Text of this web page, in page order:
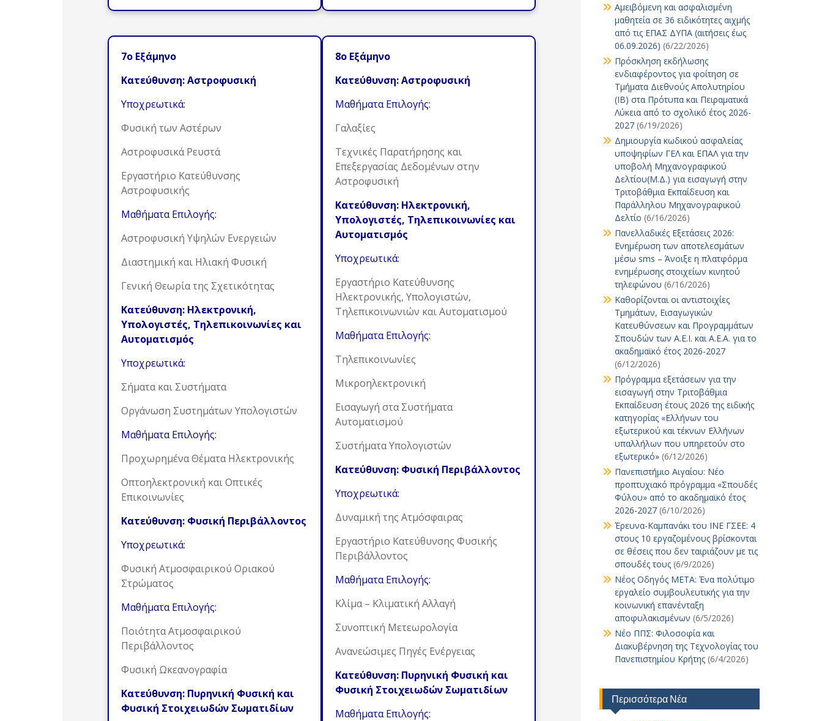
7ο Εξάμηνο
Κατεύθυνση: Αστροφυσική
Υποχρεωτικά:
Φυσική των Αστέρων
Αστροφυσικά Ρευστά
Εργαστήριο Κατεύθυνσης
Αστροφυσικής
Μαθήματα Επιλογής:
Αστροφυσική Υψηλών Ενεργειών
Διαστημική και Ηλιακή Φυσική
Γενική Θεωρία της Σχετικότητας
Κατεύθυνση: Ηλεκτρονική,
Υπολογιστές, Τηλεπικοινωνίες και
Αυτοματισμός
Υποχρεωτικά:
Σήματα και Συστήματα
Οργάνωση Συστημάτων Υπολογιστών
Μαθήματα Επιλογής:
Προχωρημένα Θέματα Ηλεκτρονικής
Οπτοηλεκτρονική και Οπτικές
Επικοινωνίες
Κατεύθυνση: Φυσική Περιβάλλοντος
Υποχρεωτικά:
Φυσική Ατμοσφαιρικού Οριακού
Στρώματος
Μαθήματα Επιλογής:
Ποιότητα Ατμοσφαιρικού
Περιβάλλοντος
Φυσική Ωκεανογραφία
Κατεύθυνση: Πυρηνική Φυσική και
Φυσική Στοιχειωδών Σωματιδίων
8ο Εξάμηνο
Κατεύθυνση: Αστροφυσική
Μαθήματα Επιλογής:
Γαλαξίες
Τεχνικές Παρατήρησης και
Επεξεργασίας Δεδομένων στην
Αστροφυσική
Κατεύθυνση: Ηλεκτρονική,
Υπολογιστές, Τηλεπικοινωνίες και
Αυτοματισμός
Υποχρεωτικά:
Εργαστήριο Κατεύθυνσης
Ηλεκτρονικής, Υπολογιστών,
Τηλεπικοινωνιών και Αυτοματισμού
Μαθήματα Επιλογής:
Τηλεπικοινωνίες
Μικροηλεκτρονική
Εισαγωγή στα Συστήματα
Αυτοματισμού
Συστήματα Υπολογιστών
Κατεύθυνση: Φυσική Περιβάλλοντος
Υποχρεωτικά:
Δυναμική της Ατμόσφαιρας
Εργαστήριο Κατεύθυνσης Φυσικής
Περιβάλλοντος
Μαθήματα Επιλογής:
Κλίμα – Κλιματική Αλλαγή
Συνοπτική Μετεωρολογία
Ανανεώσιμες Πηγές Ενέργειας
Κατεύθυνση: Πυρηνική Φυσική και
Φυσική Στοιχειωδών Σωματιδίων
Μαθήματα Επιλογής:
Αμειβόμενη και ασφαλισμένη
μαθητεία σε 36 ειδικότητες αιχμής
από τις ΕΠΑΣ ΔΥΠΑ (αιτήσεις έως
06.09.2026) (6/22/2026)
Πρόσκληση εκδήλωσης
ενδιαφέροντος για φοίτηση σε
Τμήματα Διεθνούς Απολυτηρίου
(IB) στα Πρότυπα και Πειραματικά
Λύκεια από το σχολικό έτος 2026-
2027 (6/19/2026)
Δημιουργία κωδικού ασφαλείας
υποψηφίων ΓΕΛ και ΕΠΑΛ για την
υποβολή Μηχανογραφικού
Δελτίου(Μ.Δ.) για εισαγωγή στην
Τριτοβάθμια Εκπαίδευση και
Παράλληλου Μηχανογραφικού
Δελτίο (6/16/2026)
Πανελλαδικές Εξετάσεις 2026:
Ενημέρωση των αποτελεσμάτων
μέσω sms – Άνοιξε η πλατφόρμα
ενημέρωσης στοιχείων κινητού
τηλεφώνου (6/16/2026)
Καθορίζονται οι αντιστοιχίες
Τμημάτων, Εισαγωγικών
Κατευθύνσεων και Προγραμμάτων
Σπουδών των Α.Ε.Ι. και Α.Ε.Α. για το
ακαδημαϊκό έτος 2026-2027
(6/12/2026)
Πρόγραμμα εξετάσεων για την
εισαγωγή στην Τριτοβάθμια
Εκπαίδευση έτους 2026 της ειδικής
κατηγορίας «Ελλήνων του
εξωτερικού και τέκνων Ελλήνων
υπαλλήλων που υπηρετούν στο
εξωτερικό» (6/12/2026)
Πανεπιστήμιο Αιγαίου: Νέο
προπτυχιακό πρόγραμμα «Σπουδές
Φύλου» από το ακαδημαϊκό έτος
2026-2027 (6/10/2026)
Έρευνα-Καμπανάκι του ΙΝΕ ΓΣΕΕ: 4
στους 10 εργαζομένους βρίσκονται
σε θέσεις που δεν ταιριάζουν με τις
σπουδές τους (6/9/2026)
Νέος Οδηγός ΜΕΤΑ: Ένα πολύτιμο
εργαλείο συμβουλευτικής για την
κοινωνική επανένταξη
αποφυλακισμένων (6/5/2026)
Νέο ΠΠΣ: Φιλοσοφία και
Διακυβέρνηση της Τεχνολογίας του
Πανεπιστημίου Κρήτης (6/4/2026)
Περισσότερα Νέα